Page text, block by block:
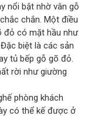
nổi bật nhờ vân gỗ
chắn. Một điều
đỏ có mặt hầu như
biệt là các sản
tủ bếp gỗ gõ đỏ.
rời như giường
phòng khách
có thể kế được ở